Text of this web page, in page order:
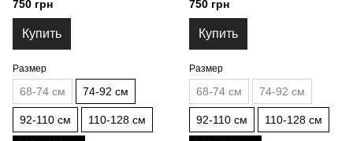
750 грн
Купить
Размер
68-74 см 74-92 см
92-110 см 110-128 см
ms022) 128-146
750 грн
Купить
Размер
68-74 см 74-92 см
92-110 см 110-128 см